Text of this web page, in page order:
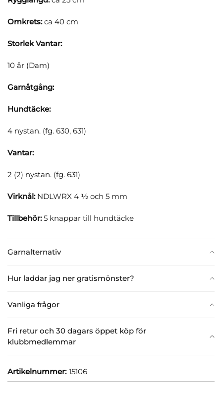
Garnalternativ
Hur laddar jag ner gratismönster?
Vanliga frågor
Fri retur och 30 dagars öppet köp för
klubbmedlemmar
Omkrets:ca 40 cm
Storlek Vantar:
10 år (Dam)
Garnåtgång:
Hundtäcke:
4 nystan. (fg. 630, 631)
Vantar:
2 (2) nystan. (fg. 631)
Virknål:NDLWRX 4 ½ och 5 mm
Tillbehör:5 knappar till hundtäcke
Artikelnummer: 15106